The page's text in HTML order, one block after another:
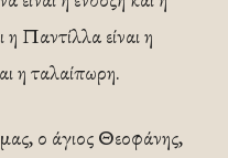
Παντίλλα είναι η
η ταλαίπωρη.
ο άγιος Θεοφάνης,